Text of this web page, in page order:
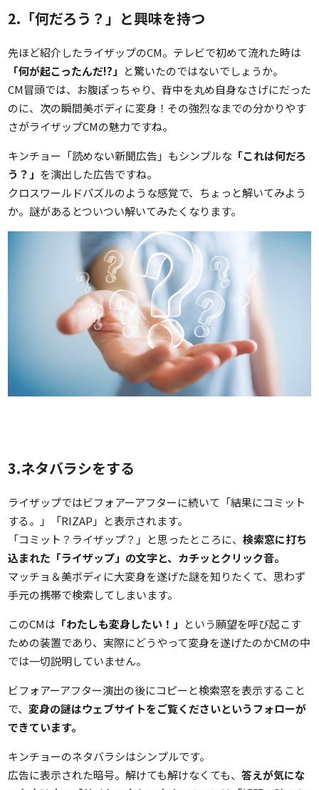
2.「何だろう？」と興味を持つ
先ほど紹介したライザップのCM。テレビで初めて流れた時は
「何が起こったんだ!?」 と驚いたのではないでしょうか。
CM冒頭では、お腹ぽっちゃり、背中を丸め自身なさげにだった
のに、次の瞬間美ボディに変身！その強烈なまでの分かりやす
さがライザップCMの魅力ですね。
キンチョー「読めない新聞広告」もシンプルな 「これは何だろ
う？」 を演出した広告ですね。
クロスワールドパズルのような感覚で、ちょっと解いてみよう
か。謎があるとついつい解いてみたくなります。
3.ネタバラシをする
ライザップではビフォアーアフターに続いて「結果にコミット
する。」「RIZAP」と表示されます。
「コミット？ライザップ？」と思ったところに、 検索窓に打ち
込まれた「ライザップ」の文字と、カチッとクリック音。
マッチョ＆美ボディに大変身を遂げた謎を知りたくて、思わず
手元の携帯で検索してしまいます。
このCMは 「わたしも変身したい！」 という願望を呼び起こす
ための装置であり、実際にどうやって変身を遂げたのかCMの中
では一切説明していません。
ビフォアーアフター演出の後にコピーと検索窓を表示すること
で、 変身の謎はウェブサイトをご覧くださいというフォローが
できています。
キンチョーのネタバラシはシンプルです。
広告に表示された暗号。解けても解けなくても、 答えが気にな